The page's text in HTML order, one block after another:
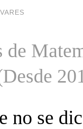
de
no se